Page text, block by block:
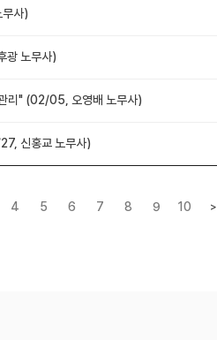
사)
광 노무사)
리" (02/05, 오영배 노무사)
신홍교 노무사)
4 5 6 7 8 9 10 >